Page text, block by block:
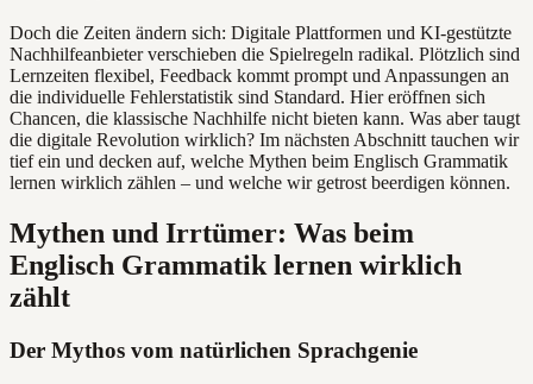
Doch die Zeiten ändern sich: Digitale Plattformen und KI-gestützte
Nachhilfeanbieter verschieben die Spielregeln radikal. Plötzlich sind
Lernzeiten flexibel, Feedback kommt prompt und Anpassungen an
die individuelle Fehlerstatistik sind Standard. Hier eröffnen sich
Chancen, die klassische Nachhilfe nicht bieten kann. Was aber taugt
die digitale Revolution wirklich? Im nächsten Abschnitt tauchen wir
tief ein und decken auf, welche Mythen beim Englisch Grammatik
lernen wirklich zählen – und welche wir getrost beerdigen können.
Mythen und Irrtümer: Was beim
Englisch Grammatik lernen wirklich
zählt
Der Mythos vom natürlichen Sprachgenie